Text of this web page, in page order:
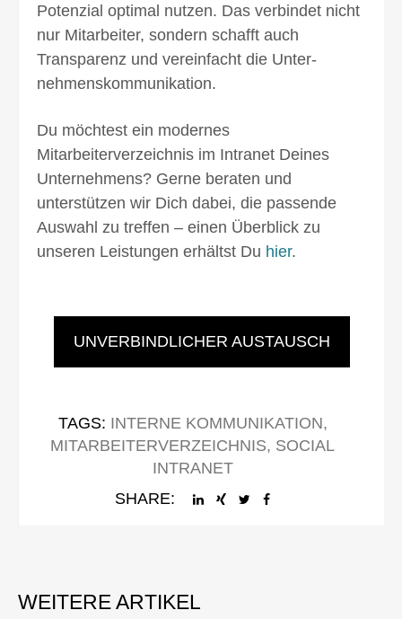
Potenzial optimal nutzen. Das verbindet nicht
nur Mit­ar­bei­ter, sondern schafft auch
Transparenz und vereinfacht die Unter­
nehmens­kommunikation.
Du möchtest ein modernes
Mitarbeiterverzeichnis im Intranet Deines
Unternehmens? Gerne beraten und
unterstützen wir Dich dabei, die passende
Auswahl zu treffen – einen Überblick zu
unseren Leistungen erhältst Du hier.
UNVERBINDLICHER AUSTAUSCH
TAGS: INTERNE KOMMUNIKATION,
MITARBEITERVERZEICHNIS, SOCIAL
INTRANET
SHARE: